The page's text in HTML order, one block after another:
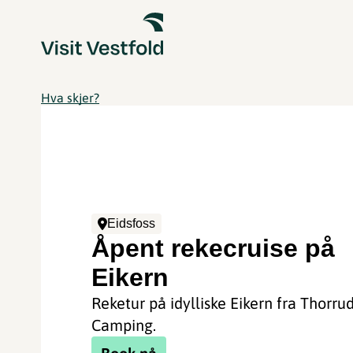
Hva skjer?
Eidsfoss
Åpent rekecruise på
Eikern
Reketur på idylliske Eikern fra
Camping.